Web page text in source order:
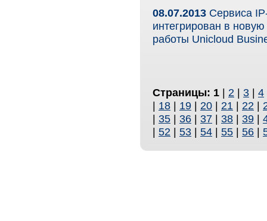
08.07.2013 Сервиса
интегрирован в
работы Unicloud
Страницы: 1 | 2 | 3 | 4
| 18 | 19 | 20 | 21 | 22 |
| 35 | 36 | 37 | 38 | 39 |
| 52 | 53 | 54 | 55 | 56 |